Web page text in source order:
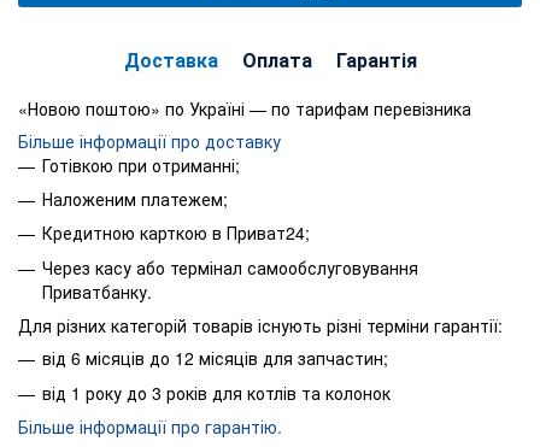
Доставка Оплата Гарантія
«Новою поштою» по Україні — по тарифам перевізника
Більше інформації про доставку
Готівкою при отриманні;
Наложеним платежем;
Кредитною карткою в Приват24;
Через касу або термінал самообслуговування
Приватбанку.
Для різних категорій товарів існують різні терміни гарантії:
від 6 місяців до 12 місяців для запчастин;
від 1 року до 3 років для котлів та колонок
Більше інформації про гарантію.